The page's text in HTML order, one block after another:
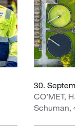
30.
CO’MET,
Schuman,